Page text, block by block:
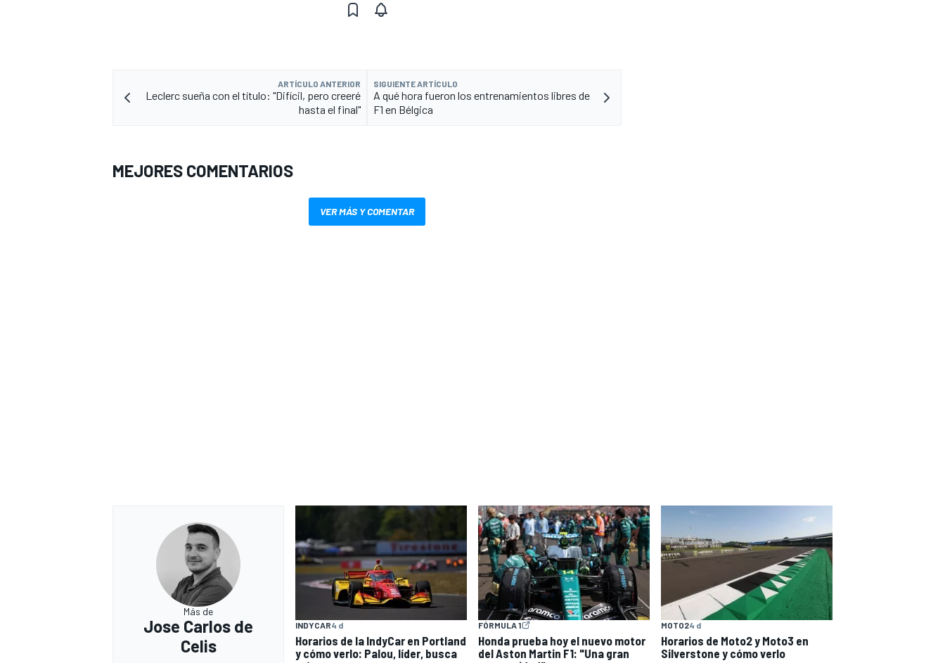
ARTÍCULO ANTERIOR
Leclerc sueña con el título: "Difícil, pero creeré
hasta el final"
SIGUIENTE ARTÍCULO
A qué hora fueron los entrenamientos libres de
F1 en Bélgica
MEJORES COMENTARIOS
VER MÁS Y COMENTAR
Más de
Jose Carlos de
Celis
INDYCAR4 d
Horarios de la IndyCar en Portland
y cómo verlo: Palou, líder, busca
FÓRMULA 1
Honda prueba hoy el nuevo motor
del Aston Martin F1: "Una gran
MOTO24 d
Horarios de Moto2 y Moto3 en
Silverstone y cómo verlo